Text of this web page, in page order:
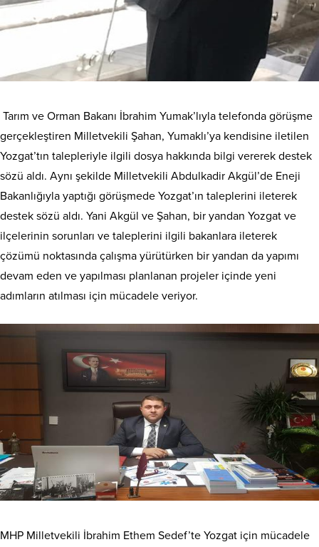
Tarım ve Orman Bakanı İbrahim Yumak’lıyla telefonda görüşme
gerçekleştiren Milletvekili Şahan, Yumaklı’ya kendisine iletilen
Yozgat’tın talepleriyle ilgili dosya hakkında bilgi vererek destek
sözü aldı. Aynı şekilde Milletvekili Abdulkadir Akgül’de Eneji
Bakanlığıyla yaptığı görüşmede Yozgat’ın taleplerini ileterek
destek sözü aldı. Yani Akgül ve Şahan, bir yandan Yozgat ve
ilçelerinin sorunları ve taleplerini ilgili bakanlara ileterek
çözümü noktasında çalışma yürütürken bir yandan da yapımı
devam eden ve yapılması planlanan projeler içinde yeni
adımların atılması için mücadele veriyor.
MHP Milletvekili İbrahim Ethem Sedef’te Yozgat için mücadele